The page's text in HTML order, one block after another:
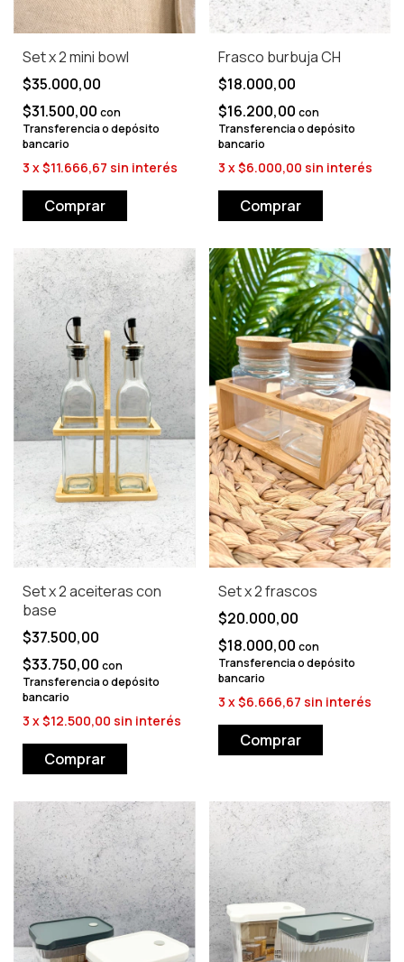
Set x 2 mini bowl
$35.000,00
$31.500,00 con
Transferencia o depósito
bancario
3 x$11.666,67 sin interés
Frasco burbuja CH
$18.000,00
$16.200,00 con
Transferencia o depósito
bancario
3 x$6.000,00 sin interés
Set x 2 aceiteras con
base
$37.500,00
$33.750,00 con
Transferencia o depósito
bancario
3 x$12.500,00 sin interés
Set x 2 frascos
$20.000,00
$18.000,00 con
Transferencia o depósito
bancario
3 x$6.666,67 sin interés